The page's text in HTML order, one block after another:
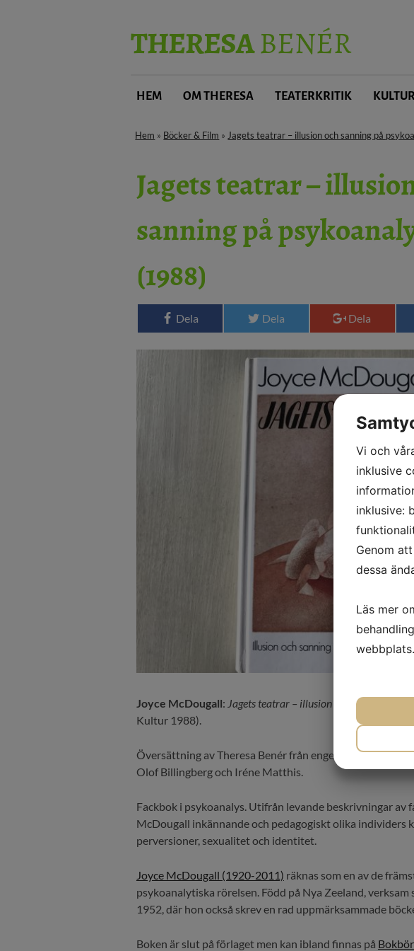
THERESABENÉR
HEM OM THERESA TEATERKRITIK
Hem » Böcker & Film » Jagets teatrar – illusion och sanning på
Jagets teatrar –
sanning på
(1988)
Dela Dela Dela
Joyce McDougall: Jagets teatrar – illusion och sanning på
Kultur 1988).
Översättning av Theresa Benér från engelskansTheatres
Olof Billingberg och Iréne Matthis.
Fackbok i psykoanalys. Utifrån levande beskrivningar av
McDougall inkännande och pedagogiskt olika individers
perversioner, sexualitet och identitet.
Joyce McDougall (1920-2011) räknas som en av de
psykoanalytiska rörelsen. Född på Nya Zeeland,
1952, där hon också skrev en rad uppmärksammade
Boken är slut på förlaget men kan ibland finnas på
Vi och
inklusive
inklusive:
Genom
dessa
Läs mer
webbplats.